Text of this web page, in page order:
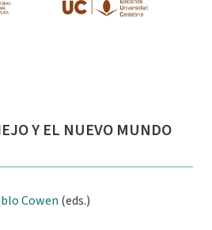
Y EL NUEVO MUNDO
Cowen (eds.)